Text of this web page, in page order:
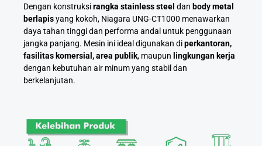
Dengan konstruksirangka stainless steel dan body metal
berlapisyang kokoh, Niagara UNG-CT1000 menawarkan
daya tahan tinggi dan performa andal untuk penggunaan
jangka panjang. Mesin ini ideal digunakan diperkantoran,
fasilitas komersial, area publik, maupun lingkungan kerja
dengan kebutuhan air minum yang stabil dan
berkelanjutan.